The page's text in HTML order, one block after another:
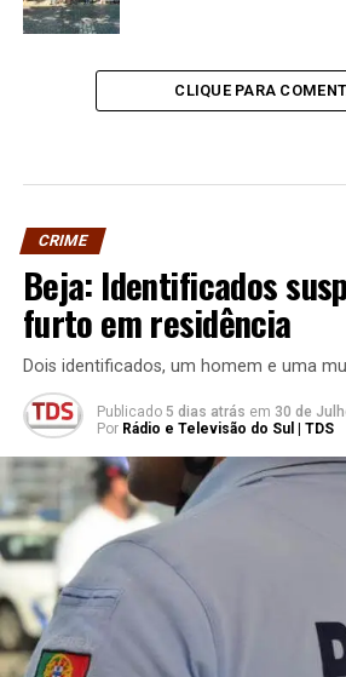
CLIQUE PARA
CRIME
Beja: Identificados
furto em residência
Dois identificados, um homem e uma
Publicado 5 dias atrás em 30 de
Por Rádio e Televisão do Sul | TDS